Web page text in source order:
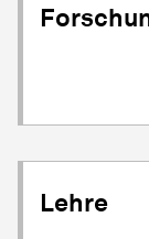
Lehre